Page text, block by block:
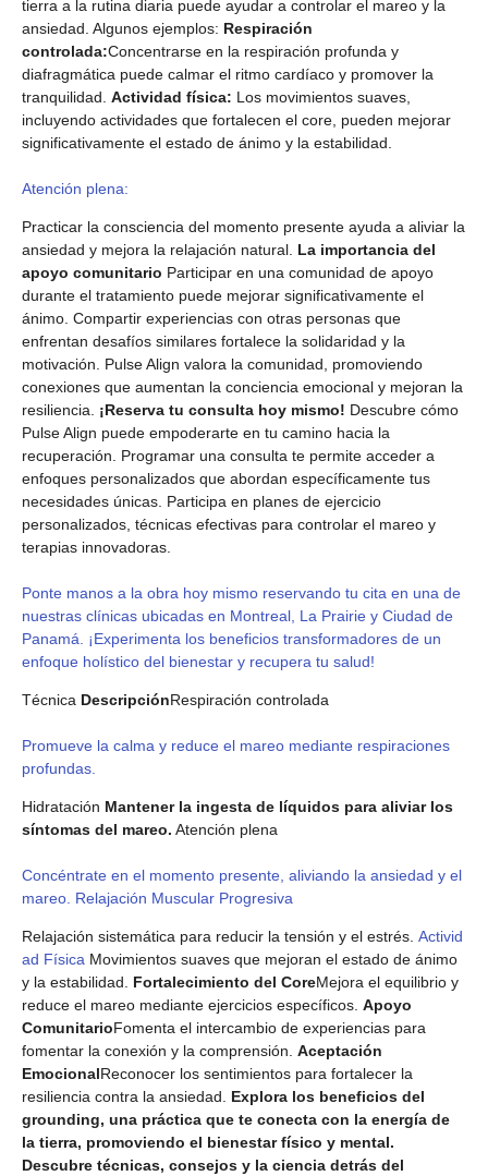
tierra a la rutina diaria puede ayudar a controlar el mareo y la
ansiedad. Algunos ejemplos: Respiración
controlada:Concentrarse en la respiración profunda y
diafragmática puede calmar el ritmo cardíaco y promover la
tranquilidad. Actividad física: Los movimientos suaves,
incluyendo actividades que fortalecen el core, pueden mejorar
significativamente el estado de ánimo y la estabilidad.
Atención plena:
Practicar la consciencia del momento presente ayuda a aliviar la
ansiedad y mejora la relajación natural. La importancia del
apoyo comunitario Participar en una comunidad de apoyo
durante el tratamiento puede mejorar significativamente el
ánimo. Compartir experiencias con otras personas que
enfrentan desafíos similares fortalece la solidaridad y la
motivación. Pulse Align valora la comunidad, promoviendo
conexiones que aumentan la conciencia emocional y mejoran la
resiliencia. ¡Reserva tu consulta hoy mismo! Descubre cómo
Pulse Align puede empoderarte en tu camino hacia la
recuperación. Programar una consulta te permite acceder a
enfoques personalizados que abordan específicamente tus
necesidades únicas. Participa en planes de ejercicio
personalizados, técnicas efectivas para controlar el mareo y
terapias innovadoras.
Ponte manos a la obra hoy mismo reservando tu cita en una de
nuestras clínicas ubicadas en Montreal, La Prairie y Ciudad de
Panamá. ¡Experimenta los beneficios transformadores de un
enfoque holístico del bienestar y recupera tu salud!
Técnica DescripciónRespiración controlada
Promueve la calma y reduce el mareo mediante respiraciones
profundas.
Hidratación Mantener la ingesta de líquidos para aliviar los
síntomas del mareo. Atención plena
Concéntrate en el momento presente, aliviando la ansiedad y el
mareo. Relajación Muscular Progresiva
Relajación sistemática para reducir la tensión y el estrés. Activid
ad Física Movimientos suaves que mejoran el estado de ánimo
y la estabilidad. Fortalecimiento del CoreMejora el equilibrio y
reduce el mareo mediante ejercicios específicos. Apoyo
ComunitarioFomenta el intercambio de experiencias para
fomentar la conexión y la comprensión. Aceptación
EmocionalReconocer los sentimientos para fortalecer la
resiliencia contra la ansiedad. Explora los beneficios del
grounding, una práctica que te conecta con la energía de
la tierra, promoviendo el bienestar físico y mental.
Descubre técnicas, consejos y la ciencia detrás del